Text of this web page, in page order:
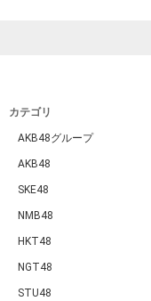
カテゴリ
AKB48グループ
AKB48
SKE48
NMB48
HKT48
NGT48
STU48